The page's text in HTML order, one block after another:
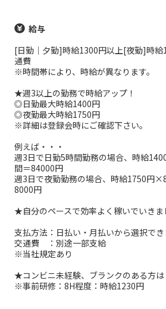
給与
[日勤｜夕勤]時給1300円以上[夜勤]時給
通費
※時間帯により、時給が異なります。
★週3以上の勤務で時給アップ！
◎日勤最大時給1400円
◎夜勤最大時給1750円
※詳細は登録会時にご確認下さい。
例えば・・・
週3日で日勤5時間勤務の場合、時給
間＝84000円
週3日で夜勤勤務の場合、時給1750円
8000円
★自分のペースで効率よく稼いでいき
支払方法：日払い・月払いから選択でき
交通費 ：別途一部支給
※当社規定あり
★コンビニ未経験、ブランクのある方は
※事前研修：8H程度：時給1230円